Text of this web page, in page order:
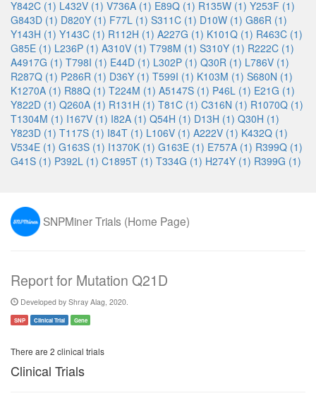
Y842C (1) L432V (1) V736A (1) E89Q (1) R135W (1) Y253F (1)
G843D (1) D820Y (1) F77L (1) S311C (1) D10W (1) G86R (1)
Y143H (1) Y143C (1) R112H (1) A227G (1) K101Q (1) R463C (1)
G85E (1) L236P (1) A310V (1) T798M (1) S310Y (1) R222C (1)
A4917G (1) T798I (1) E44D (1) L302P (1) Q30R (1) L786V (1)
R287Q (1) P286R (1) D36Y (1) T599I (1) K103M (1) S680N (1)
K1270A (1) R88Q (1) T224M (1) A5147S (1) P46L (1) E21G (1)
Y822D (1) Q260A (1) R131H (1) T81C (1) C316N (1) R1070Q (1)
T1304M (1) I167V (1) I82A (1) Q54H (1) D13H (1) Q30H (1)
Y823D (1) T117S (1) I84T (1) L106V (1) A222V (1) K432Q (1)
V534E (1) G163S (1) I1370K (1) G163E (1) E757A (1) R399Q (1)
G41S (1) P392L (1) C1895T (1) T334G (1) H274Y (1) R399G (1)
SNPMiner Trials (Home Page)
Report for Mutation Q21D
Developed by Shray Alag, 2020.
SNP Clinical Trial Gene
There are 2 clinical trials
Clinical Trials